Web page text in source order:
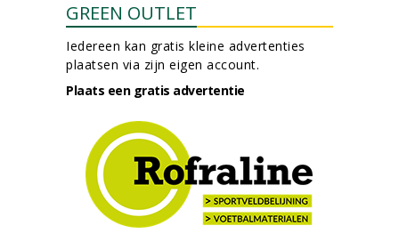
GREEN OUTLET
Iedereen kan gratis kleine advertenties
plaatsen via zijn eigen account.
Plaats een gratis advertentie